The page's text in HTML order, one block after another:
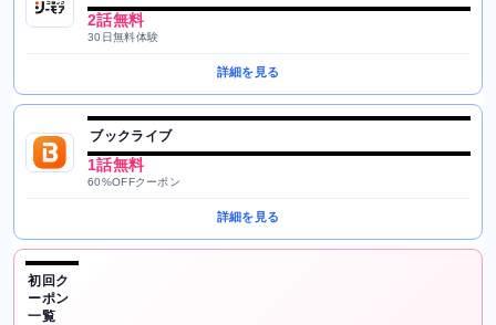
2話無料
30日無料体験
詳細を見る
ブックライブ
1話無料
60%OFFクーポン
詳細を見る
初回ク
ーポン
一覧